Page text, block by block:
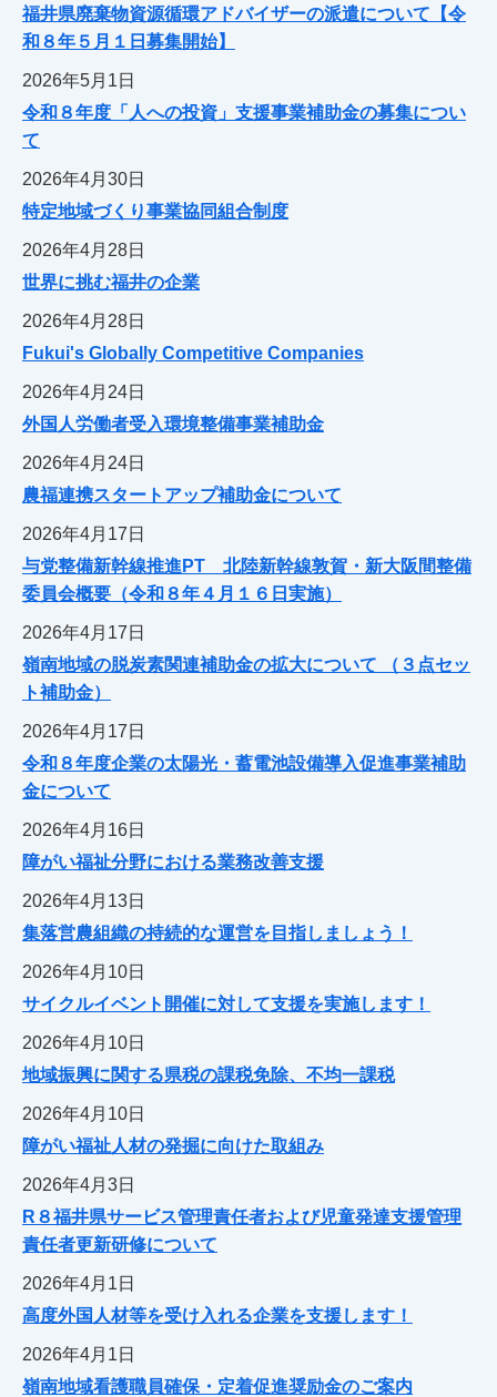
福井県廃棄物資源循環アドバイザーの派遣について【令
和８年５月１日募集開始】
2026年5月1日
令和８年度「人への投資」支援事業補助金の募集につい
て
2026年4月30日
特定地域づくり事業協同組合制度
2026年4月28日
世界に挑む福井の企業
2026年4月28日
Fukui's Globally Competitive Companies
2026年4月24日
外国人労働者受入環境整備事業補助金
2026年4月24日
農福連携スタートアップ補助金について
2026年4月17日
与党整備新幹線推進PT 北陸新幹線敦賀・新大阪間整備
委員会概要（令和８年４月１６日実施）
2026年4月17日
嶺南地域の脱炭素関連補助金の拡大について （３点セッ
ト補助金）
2026年4月17日
令和８年度企業の太陽光・蓄電池設備導入促進事業補助
金について
2026年4月16日
障がい福祉分野における業務改善支援
2026年4月13日
集落営農組織の持続的な運営を目指しましょう！
2026年4月10日
サイクルイベント開催に対して支援を実施します！
2026年4月10日
地域振興に関する県税の課税免除、不均一課税
2026年4月10日
障がい福祉人材の発掘に向けた取組み
2026年4月3日
R８福井県サービス管理責任者および児童発達支援管理
責任者更新研修について
2026年4月1日
高度外国人材等を受け入れる企業を支援します！
2026年4月1日
嶺南地域看護職員確保・定着促進奨励金のご案内